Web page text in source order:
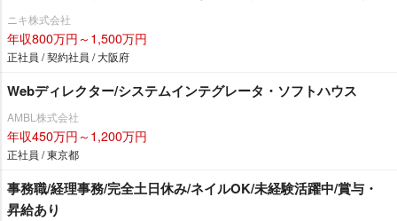
ニキ株式会社
年収800万円～1,500万円
正社員 / 契約社員 / 大阪府
Webディレクター/システムインテグレータ・ソフトハウス
AMBL株式会社
年収450万円～1,200万円
正社員 / 東京都
事務職/経理事務/完全土日休み/ネイルOK/未経験活躍中/賞与・
昇給あり